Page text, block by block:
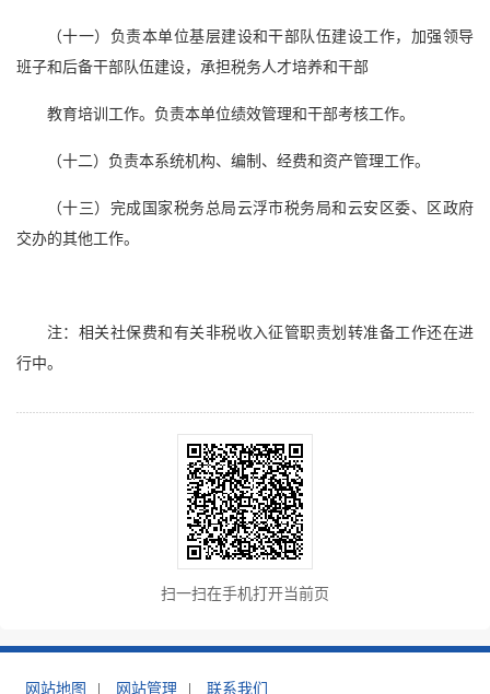
（十一）负责本单位基层建设和干部队伍建设工作，加强领导
班子和后备干部队伍建设，承担税务人才培养和干部
教育培训工作。负责本单位绩效管理和干部考核工作。
（十二）负责本系统机构、编制、经费和资产管理工作。
（十三）完成国家税务总局云浮市税务局和云安区委、区政府
交办的其他工作。
注：相关社保费和有关非税收入征管职责划转准备工作还在进
行中。
扫一扫在手机打开当前页
网站地图 网站管理 联系我们